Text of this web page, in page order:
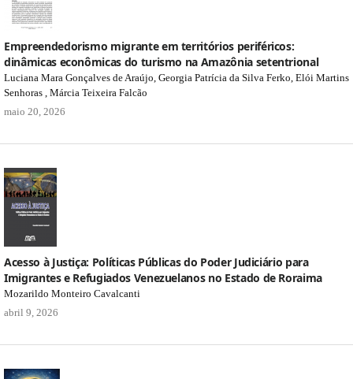
Empreendedorismo migrante em territórios periféricos:
dinâmicas econômicas do turismo na Amazônia setentrional
Luciana Mara Gonçalves de Araújo, Georgia Patrícia da Silva Ferko, Elói Martins
Senhoras , Márcia Teixeira Falcão
maio 20, 2026
Acesso à Justiça: Políticas Públicas do Poder Judiciário para
Imigrantes e Refugiados Venezuelanos no Estado de Roraima
Mozarildo Monteiro Cavalcanti
abril 9, 2026